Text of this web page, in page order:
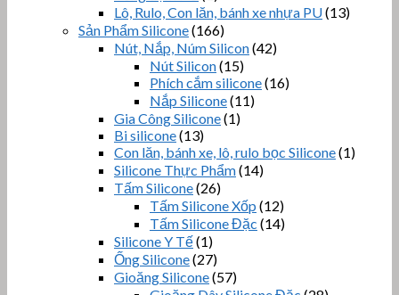
Lô, Rulo, Con lăn, bánh xe nhựa PU(13)
Sản Phẩm Silicone(166)
Nút, Nắp, Núm Silicon(42)
Nút Silicon(15)
Phích cắm silicone(16)
Nắp Silicone(11)
Gia Công Silicone(1)
Bi silicone(13)
Con lăn, bánh xe, lô, rulo bọc Silicone(1)
Silicone Thực Phẩm(14)
Tấm Silicone(26)
Tấm Silicone Xốp (12)
Tấm Silicone Đặc (14)
Silicone Y Tế(1)
Ống Silicone(27)
Gioăng Silicone(57)